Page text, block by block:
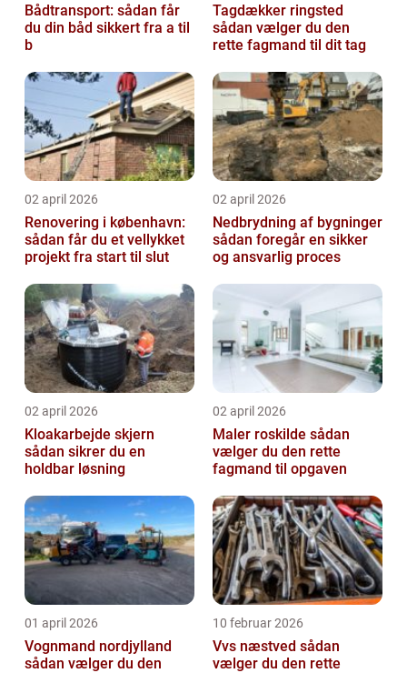
Bådtransport: sådan får
du din båd sikkert fra a til
b
Tagdækker ringsted
sådan vælger du den
rette fagmand til dit tag
02 april 2026
Renovering i københavn:
sådan får du et vellykket
projekt fra start til slut
02 april 2026
Nedbrydning af bygninger
sådan foregår en sikker
og ansvarlig proces
02 april 2026
Kloakarbejde skjern
sådan sikrer du en
holdbar løsning
02 april 2026
Maler roskilde sådan
vælger du den rette
fagmand til opgaven
01 april 2026
Vognmand nordjylland
sådan vælger du den
10 februar 2026
Vvs næstved sådan
vælger du den rette